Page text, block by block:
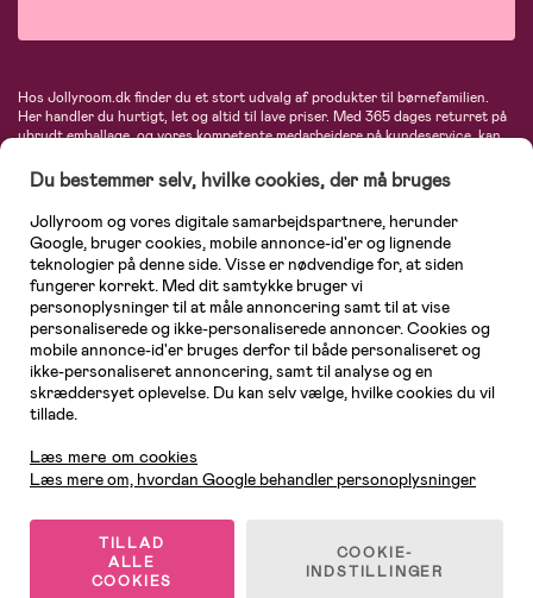
Hos Jollyroom.dk finder du et stort udvalg af produkter til børnefamilien.
Her handler du hurtigt, let og altid til lave priser. Med 365 dages returret på
ubrudt emballage, og vores kompetente medarbejdere på kundeservice, kan
barnevogne, autostole, børne- og babytøj, produkter til gravide og ammende
mødre, indretning og inspiration, legetøj, babyudstyr og meget mere. Vi
tilbyder produkter fra velkendte varemærker som Britax, Maxi-Cosi, Baby
Jogger, BabyBjörn, Didriksons, KidKraft, Ergobaby, Phillips Avent, Neonate,
Cybex, LEGO og mange flere. Kort sagt - et kæmpe sortiment venter på dig!
© 2026 Jollyroom AB. Alle rettigheder forbeholdes.
Du bestemmer selv, hvilke cookies, der må bruges
Jollyroom og vores digitale samarbejdspartnere, herunder
Google, bruger cookies, mobile annonce-id'er og lignende
teknologier på denne side. Visse er nødvendige for, at siden
fungerer korrekt. Med dit samtykke bruger vi
personoplysninger til at måle annoncering samt til at vise
personaliserede og ikke-personaliserede annoncer. Cookies og
mobile annonce-id'er bruges derfor til både personaliseret og
ikke-personaliseret annoncering, samt til analyse og en
skræddersyet oplevelse. Du kan selv vælge, hvilke cookies du vil
tillade.
Læs mere om cookies
Læs mere om, hvordan Google behandler personoplysninger
TILLAD
ALLE
COOKIES
COOKIE-
INDSTILLINGER